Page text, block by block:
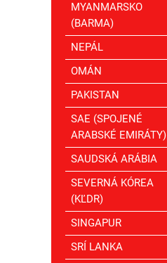
MYANMARSKO
(BARMA)
NEPÁL
OMÁN
PAKISTAN
SAE (SPOJENÉ
ARABSKÉ EMIRÁTY)
SAUDSKÁ ARÁBIA
SEVERNÁ KÓREA
(KĽDR)
SINGAPUR
SRÍ LANKA